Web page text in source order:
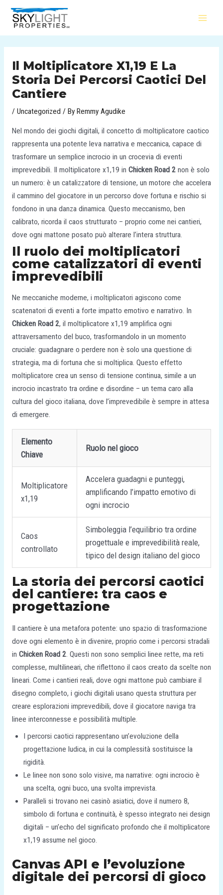
Skip
Il Moltiplicatore X1,19 E La
Storia Dei Percorsi Caotici Del
Cantiere
/ Uncategorized / By Remmy Agudike
Nel mondo dei giochi digitali, il concetto di moltiplicatore caotico
rappresenta una potente leva narrativa e meccanica, capace di
trasformare un semplice incrocio in un crocevia di eventi
imprevedibili. Il moltiplicatore x1,19 in Chicken Road 2non è solo
un numero: è un catalizzatore di tensione, un motore che accelera
il cammino del giocatore in un percorso dove fortuna e rischio si
fondono in una danza dinamica. Questo meccanismo, ben
calibrato, ricorda il caos strutturato – proprio come nei cantieri,
dove ogni mattone posato può alterare l’intera struttura.
Il ruolo dei moltiplicatori
come catalizzatori di eventi
imprevedibili
Ne meccaniche moderne, i moltiplicatori agiscono come
scatenatori di eventi a forte impatto emotivo e narrativo. In
Chicken Road 2, il moltiplicatore x1,19 amplifica ogni
attraversamento del buco, trasformandolo in un momento
cruciale: guadagnare o perdere non è solo una questione di
strategia, ma di fortuna che si moltiplica. Questo effetto
moltiplicatore crea un senso di tensione continua, simile a un
incrocio incastrato tra ordine e disordine – un tema caro alla
cultura del gioco italiana, dove l’imprevedibile è sempre in attesa
di emergere.
Elemento
Chiave
Ruolo nel gioco
Moltiplicatore
x1,19
Accelera guadagni e punteggi,
amplificando l’impatto emotivo di
ogni incrocio
Caos
controllato
Simboleggia l’equilibrio tra ordine
progettuale e imprevedibilità reale,
tipico del design italiano del gioco
La storia dei percorsi caotici
del cantiere: tra caos e
progettazione
Il cantiere è una metafora potente: uno spazio di trasformazione
dove ogni elemento è in divenire, proprio come i percorsi stradali
in Chicken Road 2. Questi non sono semplici linee rette, ma reti
complesse, multilineari, che riflettono il caos creato da scelte non
lineari. Come i cantieri reali, dove ogni mattone può cambiare il
disegno completo, i giochi digitali usano questa struttura per
creare esplorazioni imprevedibili, dove il giocatore naviga tra
linee interconnesse e possibilità multiple.
I percorsi caotici rappresentano un’evoluzione della
progettazione ludica, in cui la complessità sostituisce la
rigidità.
Le linee non sono solo visive, ma narrative: ogni incrocio è
una scelta, ogni buco, una svolta imprevista.
Paralleli si trovano nei casinò asiatici, dove il numero 8,
simbolo di fortuna e continuità, è spesso integrato nei design
digitali – un’echo del significato profondo che il moltiplicatore
x1,19 assume nel gioco.
Canvas API e l’evoluzione
digitale dei percorsi di gioco
Post
navigation